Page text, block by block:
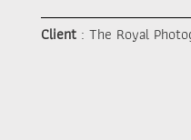
Client : The Royal